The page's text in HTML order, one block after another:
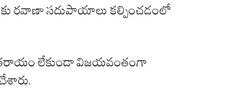
రవాణా సదుపాయాలు కల్పించడంలో
లేకుండా విజయవంతంగా